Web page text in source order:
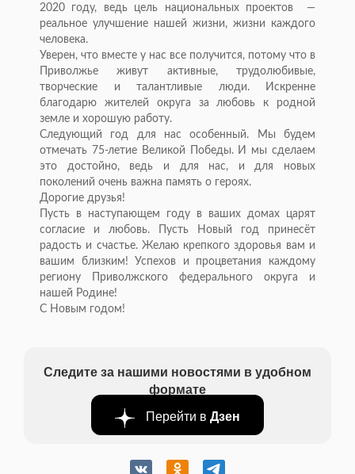
2020 году, ведь цель национальных проектов —
реальное улучшение нашей жизни, жизни каждого
человека.
Уверен, что вместе у нас все получится, потому что в
Приволжье живут активные, трудолюбивые,
творческие и талантливые люди. Искренне
благодарю жителей округа за любовь к родной
земле и хорошую работу.
Следующий год для нас особенный. Мы будем
отмечать 75-летие Великой Победы. И мы сделаем
это достойно, ведь и для нас, и для новых
поколений очень важна память о героях.
Дорогие друзья!
Пусть в наступающем году в ваших домах царят
согласие и любовь. Пусть Новый год принесёт
радость и счастье. Желаю крепкого здоровья вам и
вашим близким! Успехов и процветания каждому
региону Приволжского федерального округа и
нашей Родине!
С Новым годом!
Следите за нашими новостями в удобном
формате
Перейти в Дзен